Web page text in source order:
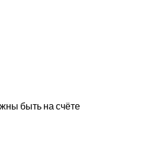
быть на счёте